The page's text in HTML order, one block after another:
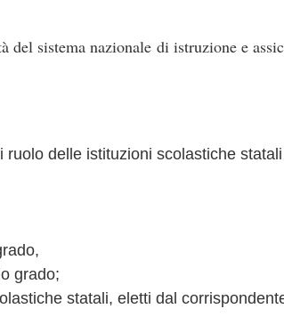
del sistema nazionale di istruzione e
delle istituzioni scolastiche
grado;
statali, eletti dal